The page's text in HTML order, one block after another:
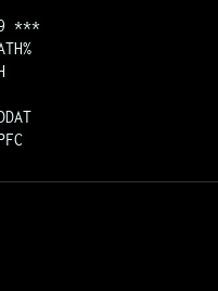
***
SET WIPFC=C:\WATCOM\WIPFC